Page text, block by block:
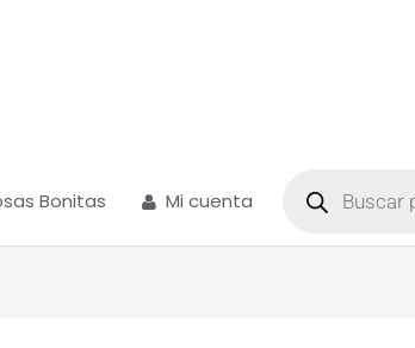
Bonitas Mi cuenta productos